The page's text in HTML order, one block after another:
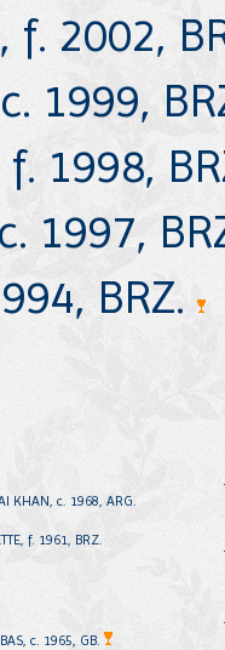
f. 2002,
1999,
f. 1998,
1997,
BRZ.
KHAN, c. 1968, ARG.
f. 1961, BRZ.
c. 1965, GB.